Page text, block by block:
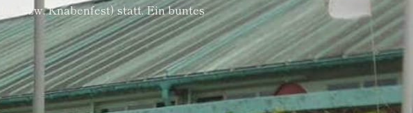
bzw. Knabenfest) statt. Ein buntes